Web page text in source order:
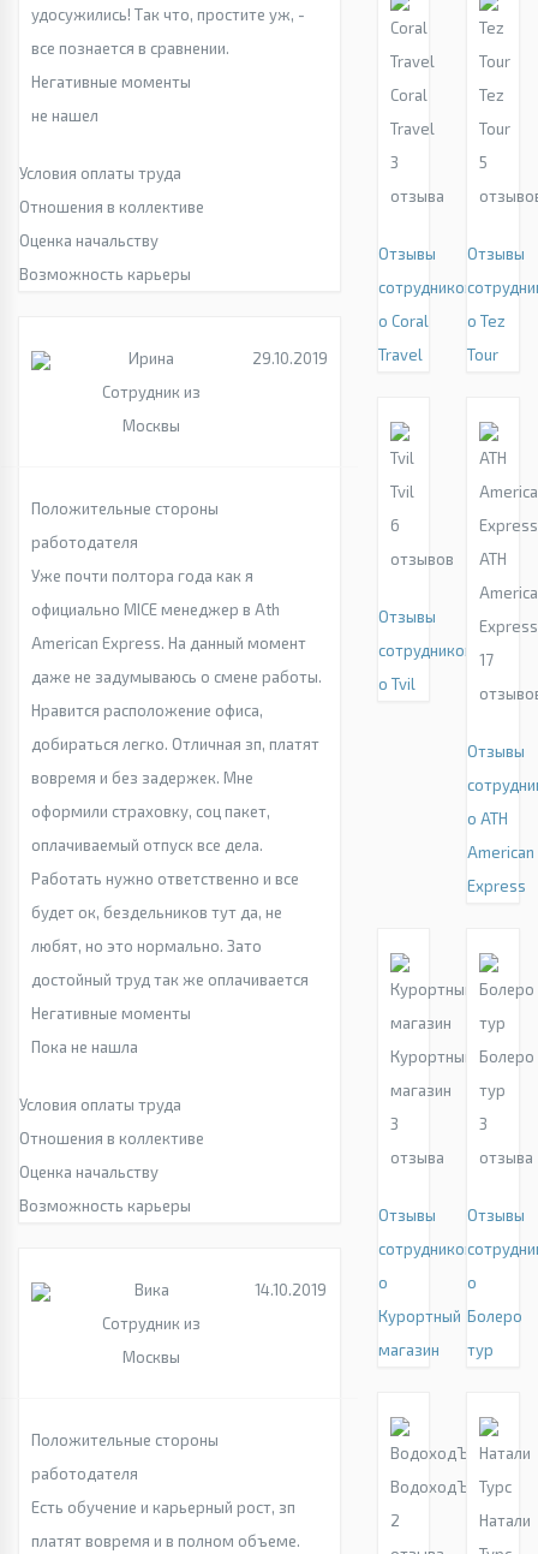
удосужились! Так что, простите уж, -
все познается в сравнении.
Негативные моменты
не нашел
Условия оплаты труда
Отношения в коллективе
Оценка начальству
Возможность карьеры
Ирина
Сотрудник из
Москвы
29.10.2019
Положительные стороны
работодателя
Уже почти полтора года как я
официально MICE менеджер в Ath
American Express. На данный момент
даже не задумываюсь о смене работы.
Нравится расположение офиса,
добираться легко. Отличная зп, платят
вовремя и без задержек. Мне
оформили страховку, соц пакет,
оплачиваемый отпуск все дела.
Работать нужно ответственно и все
будет ок, бездельников тут да, не
любят, но это нормально. Зато
достойный труд так же оплачивается
Негативные моменты
Пока не нашла
Условия оплаты труда
Отношения в коллективе
Оценка начальству
Возможность карьеры
Вика
Сотрудник из
Москвы
14.10.2019
Положительные стороны
работодателя
Есть обучение и карьерный рост, зп
платят вовремя и в полном объеме.
Coral
Travel
3
отзыва
Отзывы
сотрудников
о Coral
Travel
Tez
Tour
5
Отзывы
о Tez
Tour
Tvil
6
отзывов
Отзывы
сотрудников
о Tvil
ATH
Express
17
Отзывы
о ATH
American
Express
Курортный
магазин
3
отзыва
Отзывы
сотрудников
о
Курортный
магазин
Болеро
тур
3
отзыва
Отзывы
о
Болеро
тур
ВодоходЪ
2
Натали